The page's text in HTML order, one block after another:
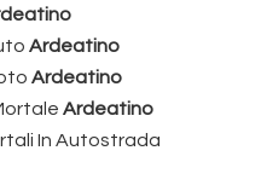
Ardeatino
Ardeatino
Ardeatino
In Autostrada